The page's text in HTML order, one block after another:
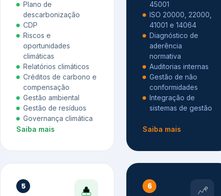
Plano de
descarbonização
CDP
Riscos e
oportunidades
climáticas
Relatórios climáticos
Créditos de carbono e
compensação
Gestão ambiental
Gestão de resíduos
Governança climática
Saiba mais
45001
ISO 20000, 22000,
41001 e 14064
Diagnóstico de
aderência
normativa
Auditorias internas
Gestão de não
conformidades
Integração de
sistemas de gestão
Saiba mais
5 6